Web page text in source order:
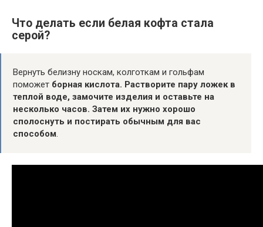
Что делать если белая кофта стала
серой?
Вернуть белизну носкам, колготкам и гольфам
поможет борная кислота. Растворите пару ложек в
теплой воде, замочите изделия и оставьте на
несколько часов. Затем их нужно хорошо
сполоснуть и постирать обычным для вас
способом.